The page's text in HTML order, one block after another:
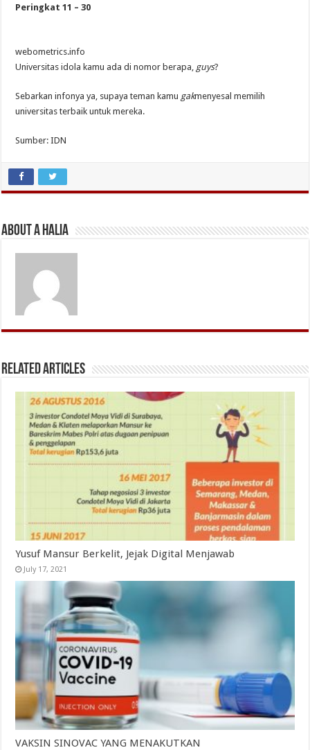
Peringkat 11 – 30
webometrics.info
Universitas idola kamu ada di nomor berapa, guys?
Sebarkan infonya ya, supaya teman kamu gakmenyesal memilih
universitas terbaik untuk mereka.
Sumber: IDN
About A Halia
Related Articles
Yusuf Mansur Berkelit, Jejak Digital Menjawab
July 17, 2021
VAKSIN SINOVAC YANG MENAKUTKAN